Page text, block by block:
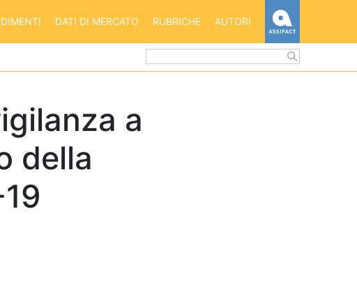
DATI DI MERCATO RUBRICHE AUTORI
HOME
ASSIFACT
a
della